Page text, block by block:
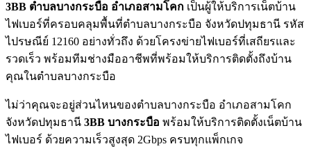
3BB ตำบลบางกระบือ อำเภอสามโคก เป็นผู้ให้บริการเน็ตบ้าน
ไฟเบอร์ที่ครอบคลุมพื้นที่ตำบลบางกระบือ จังหวัดปทุมธานี รหัส
ไปรษณีย์ 12160 อย่างทั่วถึง ด้วยโครงข่ายไฟเบอร์ที่เสถียรและ
รวดเร็ว พร้อมทีมช่างมืออาชีพที่พร้อมให้บริการติดตั้งถึงบ้าน
คุณในตำบลบางกระบือ
ไม่ว่าคุณจะอยู่ส่วนไหนของตำบลบางกระบือ อำเภอสามโคก
จังหวัดปทุมธานี 3BB บางกระบือ พร้อมให้บริการติดตั้งเน็ตบ้าน
ไฟเบอร์ ด้วยความเร็วสูงสุด 2Gbps ครบทุกแพ็กเกจ